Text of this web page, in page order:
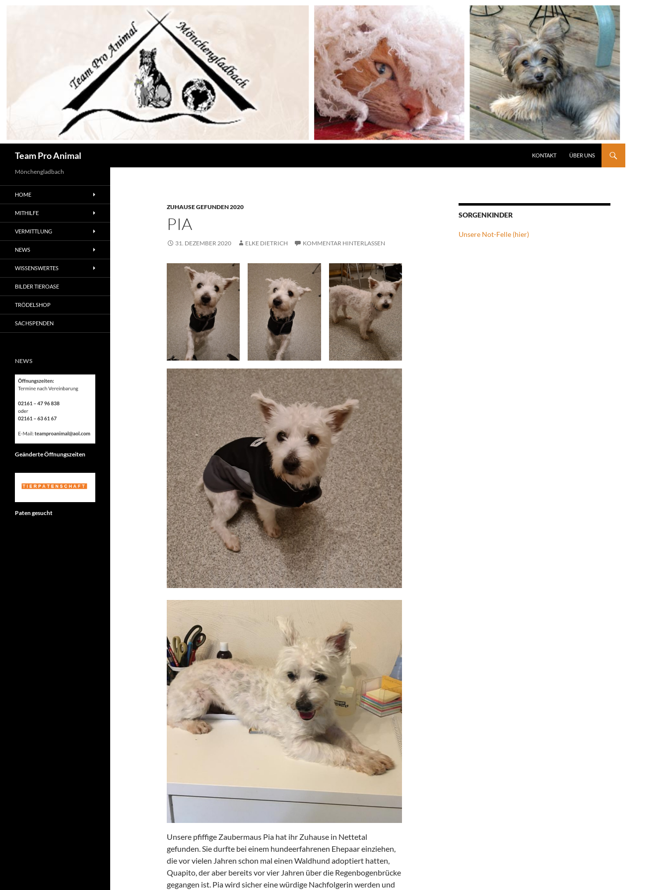
Team Pro Animal KONTAKT ÜBER UNS
ZUHAUSE GEFUNDEN 2020
PIA
31. DEZEMBER 2020 ELKE DIETRICH KOMMENTAR HINTERLASSEN
Unsere pfiffige Zaubermaus Pia hat ihr Zuhause in Nettetal
gefunden. Sie durfte bei einem hundeerfahrenen Ehepaar einziehen,
die vor vielen Jahren schon mal einen Waldhund adoptiert hatten,
Quapito, der aber bereits vor vier Jahren über die Regenbogenbrücke
gegangen ist. Pia wird sicher eine würdige Nachfolgerin werden und
SORGENKINDER
Unsere Not-Felle (hier)
Mönchengladbach
HOME
MITHILFE
VERMITTLUNG
NEWS
WISSENSWERTES
BILDER TIEROASE
TRÖDELSHOP
SACHSPENDEN
NEWS
Geänderte Öffnungszeiten
Paten gesucht